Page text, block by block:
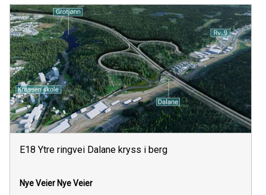
E18 Ytre ringvei Dalane kryss i berg
Nye VeierNye Veier